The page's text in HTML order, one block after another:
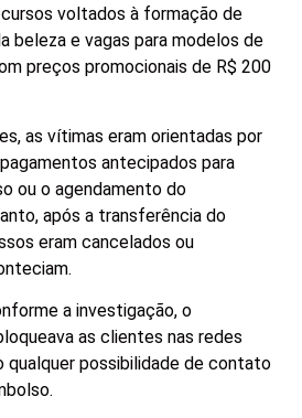
voltados à formação de
beleza e vagas para modelos de
preços promocionais de R$ 200
as vítimas eram orientadas por
antecipados para
ou o agendamento do
após a transferência do
eram cancelados ou
a investigação, o
as clientes nas redes
qualquer possibilidade de contato